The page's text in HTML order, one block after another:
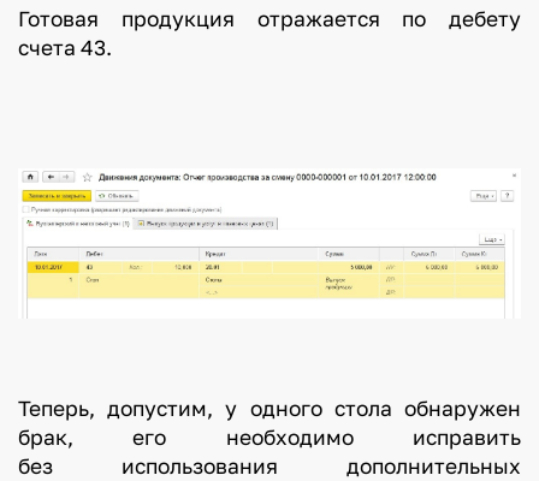
Готовая продукция отражается по дебету
счета 43.
Теперь, допустим, у одного стола обнаружен
брак, его необходимо исправить
без использования дополнительных